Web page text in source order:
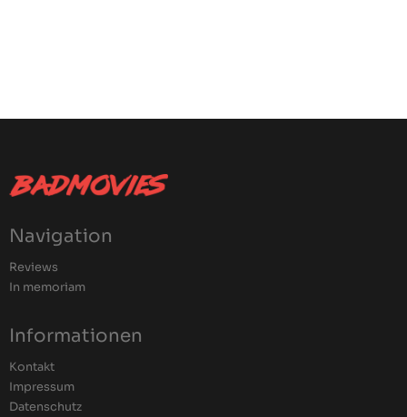
Navigation
Reviews
In memoriam
Informationen
Kontakt
Impressum
Datenschutz